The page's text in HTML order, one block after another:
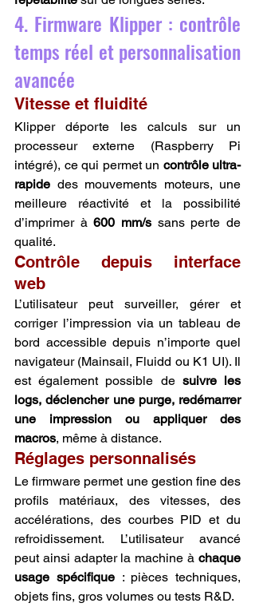
4. Firmware Klipper : contrôle
temps réel et personnalisation
avancée
Vitesse et fluidité
Klipper déporte les calculs sur un
processeur externe (Raspberry Pi
intégré), ce qui permet un contrôle ultra-
rapide des mouvements moteurs, une
meilleure réactivité et la possibilité
d’imprimer à 600 mm/s sans perte de
qualité.
Contrôle depuis interface
web
L’utilisateur peut surveiller, gérer et
corriger l’impression via un tableau de
bord accessible depuis n’importe quel
navigateur (Mainsail, Fluidd ou K1 UI). Il
est également possible de suivre les
logs, déclencher une purge, redémarrer
une impression ou appliquer des
macros, même à distance.
Réglages personnalisés
Le firmware permet une gestion fine des
profils matériaux, des vitesses, des
accélérations, des courbes PID et du
refroidissement. L’utilisateur avancé
peut ainsi adapter la machine à chaque
usage spécifique : pièces techniques,
objets fins, gros volumes ou tests R&D.